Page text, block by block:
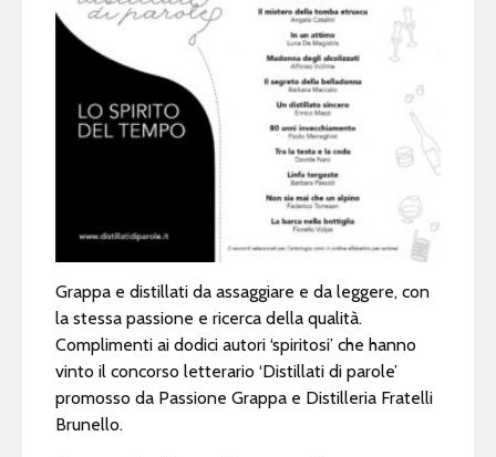
Grappa e distillati da assaggiare e da leggere, con
la stessa passione e ricerca della qualità.
Complimenti ai dodici autori ‘spiritosi’ che hanno
vinto il concorso letterario ‘Distillati di parole’
promosso da Passione Grappa e Distilleria Fratelli
Brunello.